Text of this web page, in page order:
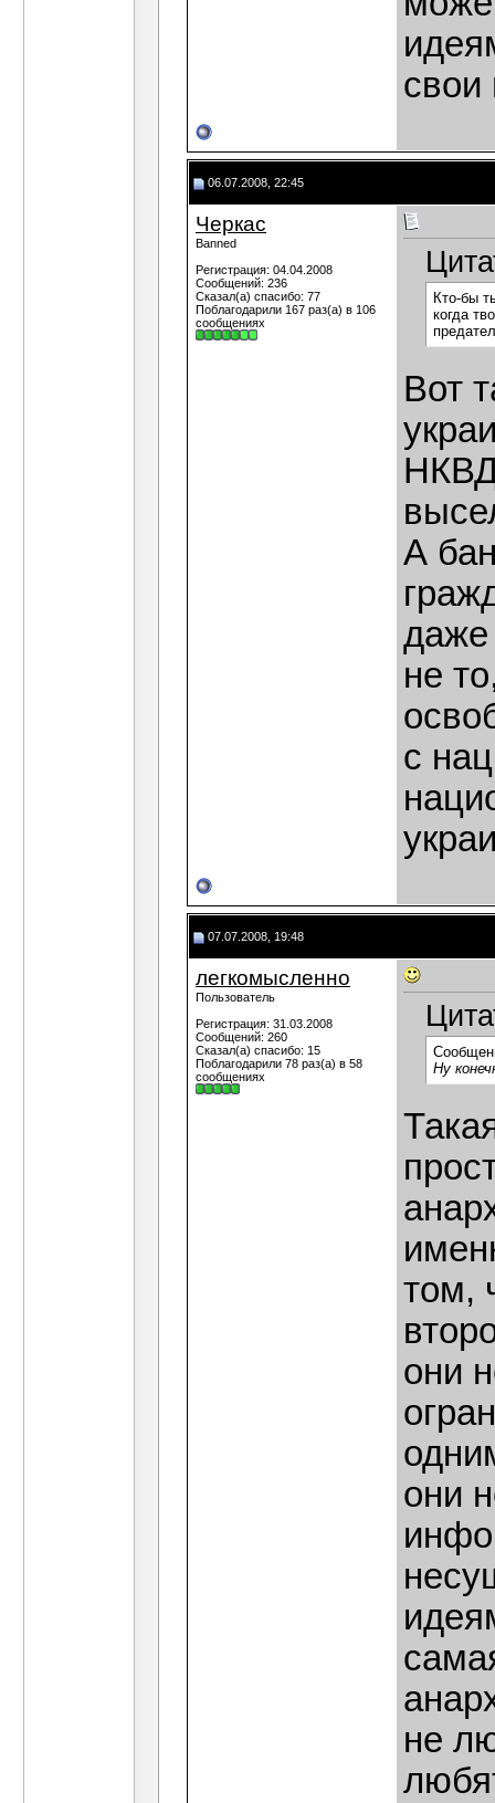
свои
06.07.2008, 22:45
Черкас
Banned
Регистрация: 04.04.2008
Сообщений: 236
Сказал(а) спасибо: 77
Поблагодарили 167 раз(а) в 106
сообщениях
Кто-бы
когда
Вот
А
даже
не
с
07.07.2008, 19:48
легкомысленно
Пользователь
Регистрация: 31.03.2008
Сообщений: 260
Сказал(а) спасибо: 15
Поблагодарили 78 раз(а) в 58
сообщениях
Ну
том,
они
они
не